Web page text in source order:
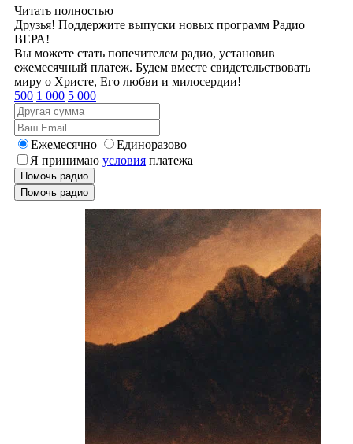
Читать полностью
Друзья! Поддержите выпуски новых программ Радио
ВЕРА!
Вы можете стать попечителем радио, установив
ежемесячный платеж. Будем вместе свидетельствовать
миру о Христе, Его любви и милосердии!
500 1 000 5 000
Ежемесячно
Единоразово
Я принимаю условия платежа
Помочь радио
Помочь радио